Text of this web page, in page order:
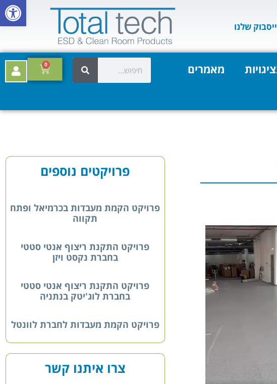
פתח
שלנו
מאמרים
0
פרויקטים נוספים
פרויקט הקמת מעבדות בכרמיאל ופתח
תקווה
פרויקט התקנת ריצוף אנטי סטטי
בחברת נקסט ויזן
פרויקט התקנת ריצוף אנטי סטטי
בחברת לוג'יטק בנתניה
פרויקט הקמת מעבדות לחברת לוונטל
צרו איתנו קשר